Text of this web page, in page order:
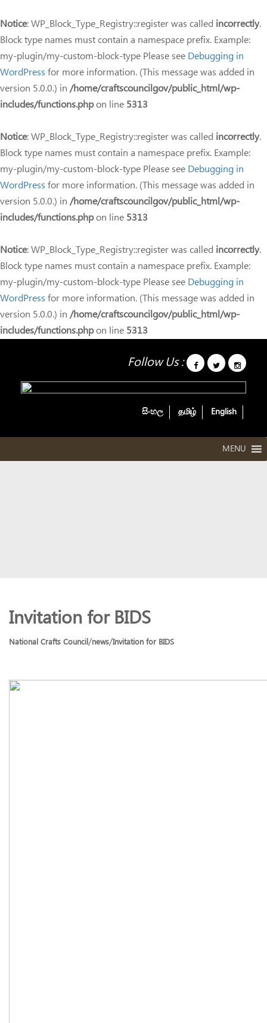
Notice: WP_Block_Type_Registry::register was called incorrectly.
Block type names must contain a namespace prefix. Example:
my-plugin/my-custom-block-type Please seeDebugging in
WordPressfor more information. (This message was added in
version 5.0.0.) in/home/craftscouncilgov/public_html/wp-
includes/functions.phpon line5313
Notice: WP_Block_Type_Registry::register was called incorrectly.
Block type names must contain a namespace prefix. Example:
my-plugin/my-custom-block-type Please seeDebugging in
WordPressfor more information. (This message was added in
version 5.0.0.) in/home/craftscouncilgov/public_html/wp-
includes/functions.phpon line5313
Notice: WP_Block_Type_Registry::register was called incorrectly.
Block type names must contain a namespace prefix. Example:
my-plugin/my-custom-block-type Please seeDebugging in
WordPressfor more information. (This message was added in
version 5.0.0.) in/home/craftscouncilgov/public_html/wp-
includes/functions.phpon line5313
Follow Us :
සිංහල தமிழ் English
MENU
Invitation for BIDS
National Crafts Council/news/Invitation for BIDS